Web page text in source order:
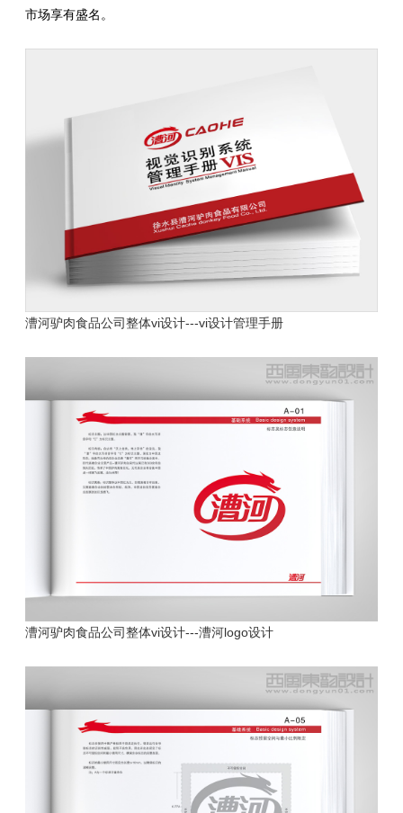
市场享有盛名。
漕河驴肉食品公司整体vi设计---vi设计管理手册
漕河驴肉食品公司整体vi设计---漕河logo设计